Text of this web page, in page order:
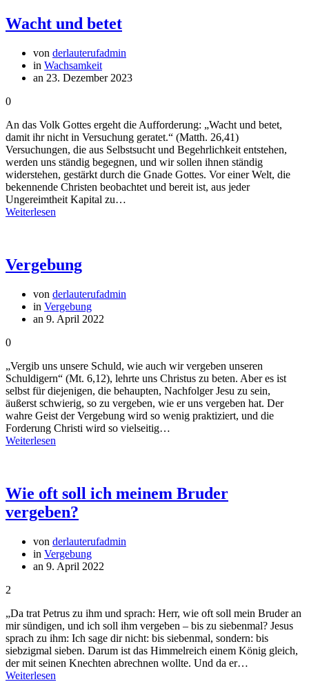
Wacht und betet
von derlauterufadmin
in Wachsamkeit
an 23. Dezember 2023
0
An das Volk Gottes ergeht die Aufforderung: „Wacht und betet,
damit ihr nicht in Versuchung geratet.“ (Matth. 26,41)
Versuchungen, die aus Selbstsucht und Begehrlichkeit entstehen,
werden uns ständig begegnen, und wir sollen ihnen ständig
widerstehen, gestärkt durch die Gnade Gottes. Vor einer Welt, die
bekennende Christen beobachtet und bereit ist, aus jeder
Ungereimtheit Kapital zu…
Weiterlesen
Vergebung
von derlauterufadmin
in Vergebung
an 9. April 2022
0
„Vergib uns unsere Schuld, wie auch wir vergeben unseren
Schuldigern“ (Mt. 6,12), lehrte uns Christus zu beten. Aber es ist
selbst für diejenigen, die behaupten, Nachfolger Jesu zu sein,
äußerst schwierig, so zu vergeben, wie er uns vergeben hat. Der
wahre Geist der Vergebung wird so wenig praktiziert, und die
Forderung Christi wird so vielseitig…
Weiterlesen
Wie oft soll ich meinem Bruder
vergeben?
von derlauterufadmin
in Vergebung
an 9. April 2022
2
„Da trat Petrus zu ihm und sprach: Herr, wie oft soll mein Bruder an
mir sündigen, und ich soll ihm vergeben – bis zu siebenmal? Jesus
sprach zu ihm: Ich sage dir nicht: bis siebenmal, sondern: bis
siebzigmal sieben. Darum ist das Himmelreich einem König gleich,
der mit seinen Knechten abrechnen wollte. Und da er…
Weiterlesen